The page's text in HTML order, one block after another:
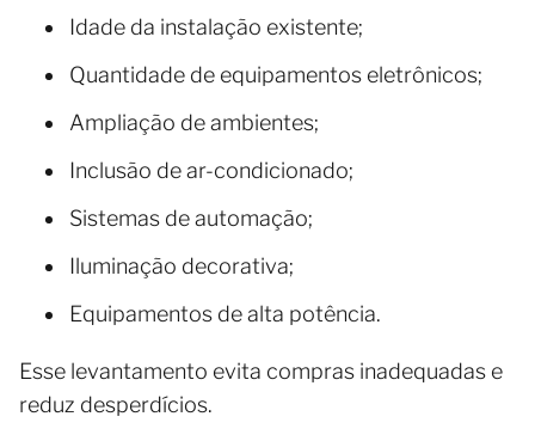
Idade da instalação existente;
Quantidade de equipamentos eletrônicos;
Ampliação de ambientes;
Inclusão de ar-condicionado;
Sistemas de automação;
Iluminação decorativa;
Equipamentos de alta potência.
Esse levantamento evita compras inadequadas e
reduz desperdícios.